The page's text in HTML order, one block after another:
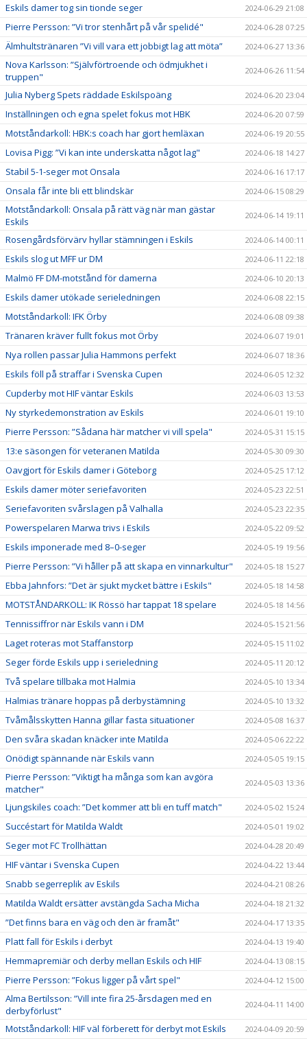
Eskils damer tog sin tionde seger 2024-06-29 21:08
Pierre Persson: ”Vi tror stenhårt på vår spelidé" 2024-06-28 07:25
Älmhultstränaren ”Vi vill vara ett jobbigt lag att möta” 2024-06-27 13:36
Nova Karlsson: ”Självförtroende och ödmjukhet i
truppen"
2024-06-26 11:54
Julia Nyberg Spets räddade Eskilspoäng 2024-06-20 23:04
Inställningen och egna spelet fokus mot HBK 2024-06-20 07:59
Motståndarkoll: HBK:s coach har gjort hemläxan 2024-06-19 20:55
Lovisa Pigg: ”Vi kan inte underskatta något lag" 2024-06-18 14:27
Stabil 5-1-seger mot Onsala 2024-06-16 17:17
Onsala får inte bli ett blindskär 2024-06-15 08:29
Motståndarkoll: Onsala på rätt väg när man gästar
Eskils
2024-06-14 19:11
Rosengårdsförvärv hyllar stämningen i Eskils 2024-06-14 00:11
Eskils slog ut MFF ur DM 2024-06-11 22:18
Malmö FF DM-motstånd för damerna 2024-06-10 20:13
Eskils damer utökade serieledningen 2024-06-08 22:15
Motståndarkoll: IFK Örby 2024-06-08 09:38
Tränaren kräver fullt fokus mot Örby 2024-06-07 19:01
Nya rollen passar Julia Hammons perfekt 2024-06-07 18:36
Eskils föll på straffar i Svenska Cupen 2024-06-05 12:32
Cupderby mot HIF väntar Eskils 2024-06-03 13:53
Ny styrkedemonstration av Eskils 2024-06-01 19:10
Pierre Persson: ”Sådana här matcher vi vill spela" 2024-05-31 15:15
13:e säsongen för veteranen Matilda 2024-05-30 09:30
Oavgjort för Eskils damer i Göteborg 2024-05-25 17:12
Eskils damer möter seriefavoriten 2024-05-23 22:51
Seriefavoriten svårslagen på Valhalla 2024-05-23 22:35
Powerspelaren Marwa trivs i Eskils 2024-05-22 09:52
Eskils imponerade med 8–0-seger 2024-05-19 19:56
Pierre Persson: ”Vi håller på att skapa en vinnarkultur" 2024-05-18 15:27
Ebba Jahnfors: ”Det är sjukt mycket bättre i Eskils" 2024-05-18 14:58
MOTSTÅNDARKOLL: IK Rössö har tappat 18 spelare 2024-05-18 14:56
Tennissiffror när Eskils vann i DM 2024-05-15 21:56
Laget roteras mot Staffanstorp 2024-05-15 11:02
Seger förde Eskils upp i serieledning 2024-05-11 20:12
Två spelare tillbaka mot Halmia 2024-05-10 13:34
Halmias tränare hoppas på derbystämning 2024-05-10 13:32
Tvåmålsskytten Hanna gillar fasta situationer 2024-05-08 16:37
Den svåra skadan knäcker inte Matilda 2024-05-06 22:22
Onödigt spännande när Eskils vann 2024-05-05 19:15
Pierre Persson: ”Viktigt ha många som kan avgöra
matcher"
2024-05-03 13:36
Ljungskiles coach: ”Det kommer att bli en tuff match" 2024-05-02 15:24
Succéstart för Matilda Waldt 2024-05-01 19:02
Seger mot FC Trollhättan 2024-04-28 20:49
HIF väntar i Svenska Cupen 2024-04-22 13:44
Snabb segerreplik av Eskils 2024-04-21 08:26
Matilda Waldt ersätter avstängda Sacha Micha 2024-04-18 21:32
”Det finns bara en väg och den är framåt" 2024-04-17 13:35
Platt fall för Eskils i derbyt 2024-04-13 19:40
Hemmapremiär och derby mellan Eskils och HIF 2024-04-13 08:15
Pierre Persson: ”Fokus ligger på vårt spel" 2024-04-12 15:00
Alma Bertilsson: ”Vill inte fira 25-årsdagen med en
derbyförlust"
2024-04-11 14:00
Motståndarkoll: HIF väl förberett för derbyt mot Eskils 2024-04-09 20:59